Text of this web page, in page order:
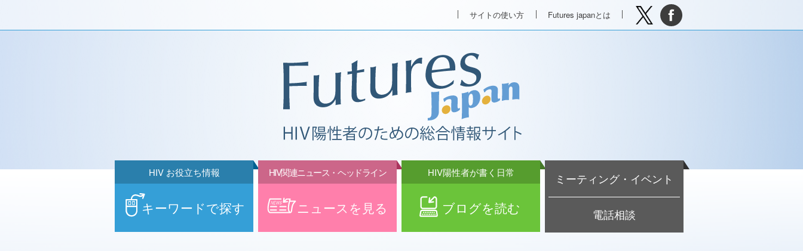
サイトの使い方 Futures japanとは
キーワードで探す
HIV お役立ち情報
ニュースを見る
HIV関連ニュース・ヘッドライン
ブログを読む
HIV陽性者が書く日常 ミーティング・イベント
電話相談